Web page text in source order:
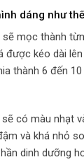
dáng như
mọc thành
được kéo dài
thành 6 đến
có màu nhạt
và khá nhỏ
dinh dưỡng